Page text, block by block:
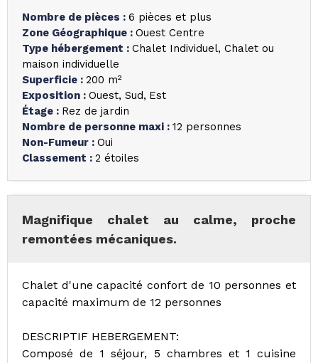
Nombre de pièces : 6 pièces et plus
Zone Géographique : Ouest Centre
Type hébergement : Chalet Individuel Chalet ou
maison individuelle
Superficie : 200 m²
Exposition : Ouest Sud Est
Étage : Rez de jardin
Nombre de personne maxi : 12 personnes
Non-Fumeur : Oui
Classement : 2 étoiles
Magnifique chalet au calme, proche
remontées mécaniques.
Chalet d'une capacité confort de 10 personnes et
capacité maximum de 12 personnes
DESCRIPTIF HEBERGEMENT:
Composé de 1 séjour, 5 chambres et 1 cuisine